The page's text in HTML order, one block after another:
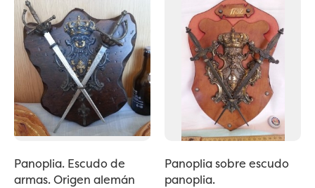
Panoplia. Escudo de
armas. Origen alemán
Panoplia sobre escudo
panoplia.